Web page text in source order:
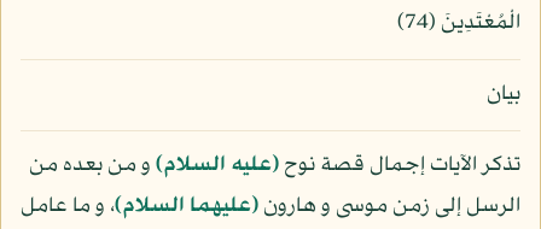
الْمُعْتَدِينَ (74)
بيان
تذكر الآيات إجمال قصة نوح(عليه السلام)و من بعده من
الرسل إلى زمن موسى و هارون(عليهما السلام)، و ما عامل